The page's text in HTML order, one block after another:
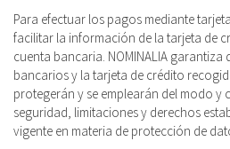
Para efectuar los pagos mediante
facilitar la información de la tarjeta de
cuenta bancaria. NOMINALIA
bancarios y la tarjeta de crédito
protegerán y se emplearán del modo y
seguridad, limitaciones y derechos
vigente en materia de protección de